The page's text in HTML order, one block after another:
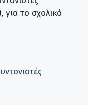
το σχολικό